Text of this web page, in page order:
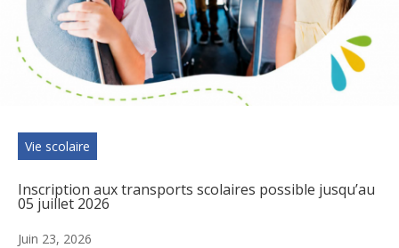
Vie scolaire
Inscription aux transports scolaires possible jusqu’au
05 juillet 2026
Juin 23, 2026